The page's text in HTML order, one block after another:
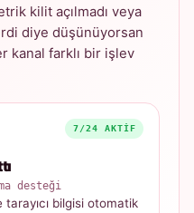
kilit açılmadı veya
diye düşünüyorsan
kanal farklı bir işlev
7/24 AKTIF
desteği
bilgisi otomatik